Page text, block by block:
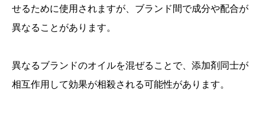
せるために使用されますが、ブランド間で成分や配合が
異なることがあります。
異なるブランドのオイルを混ぜることで、添加剤同士が
相互作用して効果が相殺される可能性があります。